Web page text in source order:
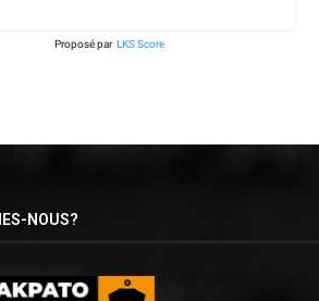
Proposé par LKS Score
NOUS?